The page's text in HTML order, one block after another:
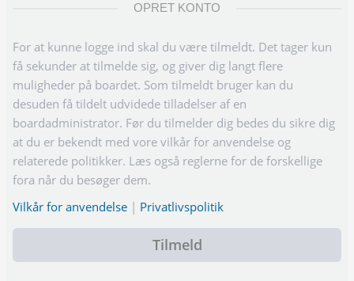
OPRET KONTO
For at kunne logge ind skal du være tilmeldt. Det tager kun
få sekunder at tilmelde sig, og giver dig langt flere
muligheder på boardet. Som tilmeldt bruger kan du
desuden få tildelt udvidede tilladelser af en
boardadministrator. Før du tilmelder dig bedes du sikre dig
at du er bekendt med vore vilkår for anvendelse og
relaterede politikker. Læs også reglerne for de forskellige
fora når du besøger dem.
Vilkår for anvendelse | Privatlivspolitik
Tilmeld